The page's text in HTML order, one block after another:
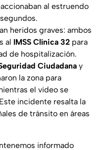
al estruendo
heridos graves: ambos
al IMSS Clínica 32 para
de hospitalización.
Ciudadana y
la zona para
el video se
incidente resalta la
de tránsito en áreas
informado